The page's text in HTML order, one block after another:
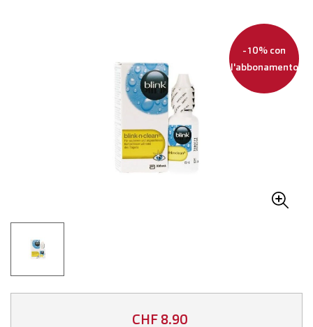
-10% con
l'abbonamento
CHF 8.90